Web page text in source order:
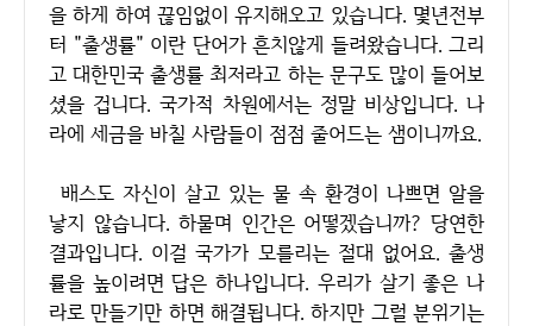
을 하게 하여 끊임없이 유지해오고 있습니다. 몇년전부
터 "출생률" 이란 단어가 흔치않게 들려왔습니다. 그리
고 대한민국 출생률 최저라고 하는 문구도 많이 들어보
셨을 겁니다. 국가적 차원에서는 정말 비상입니다. 나
라에 세금을 바칠 사람들이 점점 줄어드는 샘이니까요.
배스도 자신이 살고 있는 물 속 환경이 나쁘면 알을
낳지 않습니다. 하물며 인간은 어떻겠습니까? 당연한
결과입니다. 이걸 국가가 모를리는 절대 없어요. 출생
률을 높이려면 답은 하나입니다. 우리가 살기 좋은 나
라로 만들기만 하면 해결됩니다. 하지만 그럴 분위기는